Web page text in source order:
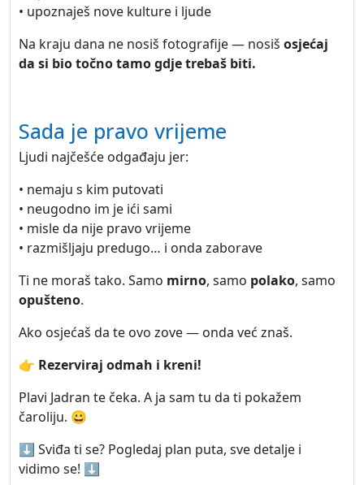
• upoznaješ nove kulture i ljude
Na kraju dana ne nosiš fotografije — nosiš osjećaj
da si bio točno tamo gdje trebaš biti.
Sada je pravo vrijeme
Ljudi najčešće odgađaju jer:
• nemaju s kim putovati
• neugodno im je ići sami
• misle da nije pravo vrijeme
• razmišljaju predugo… i onda zaborave
Ti ne moraš tako. Samo mirno, samo polako, samo
opušteno.
Ako osjećaš da te ovo zove — onda već znaš.
👉 Rezerviraj odmah i kreni!
Plavi Jadran te čeka. A ja sam tu da ti pokažem
čaroliju. 😀
⬇️ Sviđa ti se? Pogledaj plan puta, sve detalje i
vidimo se! ⬇️